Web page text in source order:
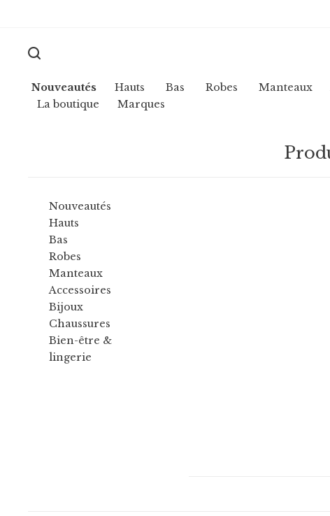
Nouveautés Hauts Bas Robes Manteaux
La boutique
Marques
Nouveautés
Hauts
Bas
Robes
Manteaux
Accessoires
Bijoux
Chaussures
Bien-être &
lingerie